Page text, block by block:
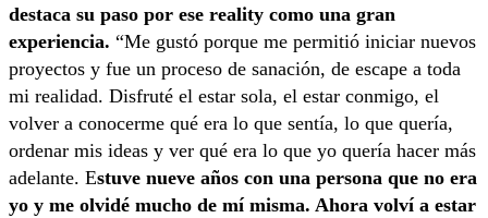
destaca su paso por ese reality como una gran
experiencia. “Me gustó porque me permitió iniciar nuevos
proyectos y fue un proceso de sanación, de escape a toda
mi realidad. Disfruté el estar sola, el estar conmigo, el
volver a conocerme qué era lo que sentía, lo que quería,
ordenar mis ideas y ver qué era lo que yo quería hacer más
adelante. Estuve nueve años con una persona que no era
yo y me olvidé mucho de mí misma. Ahora volví a estar